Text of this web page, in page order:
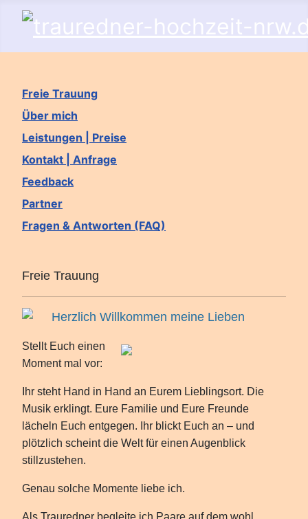
Freie Trauung
Über mich
Leistungen | Preise
Kontakt | Anfrage
Feedback
Partner
Fragen & Antworten (FAQ)
Freie Trauung
Herzlich Willkommen meine Lieben
Stellt Euch einen
Moment mal vor:
Ihr steht Hand in Hand an Eurem Lieblingsort. Die
Musik erklingt. Eure Familie und Eure Freunde
lächeln Euch entgegen. Ihr blickt Euch an – und
plötzlich scheint die Welt für einen Augenblick
stillzustehen.
Genau solche Momente liebe ich.